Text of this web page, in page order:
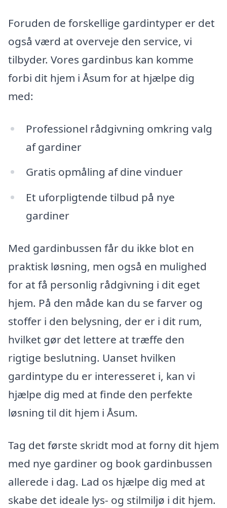
Foruden de forskellige gardintyper er det
også værd at overveje den service, vi
tilbyder. Vores gardinbus kan komme
forbi dit hjem i Åsum for at hjælpe dig
med:
Professionel rådgivning omkring valg
af gardiner
Gratis opmåling af dine vinduer
Et uforpligtende tilbud på nye
gardiner
Med gardinbussen får du ikke blot en
praktisk løsning, men også en mulighed
for at få personlig rådgivning i dit eget
hjem. På den måde kan du se farver og
stoffer i den belysning, der er i dit rum,
hvilket gør det lettere at træffe den
rigtige beslutning. Uanset hvilken
gardintype du er interesseret i, kan vi
hjælpe dig med at finde den perfekte
løsning til dit hjem i Åsum.
Tag det første skridt mod at forny dit hjem
med nye gardiner og book gardinbussen
allerede i dag. Lad os hjælpe dig med at
skabe det ideale lys- og stilmiljø i dit hjem.